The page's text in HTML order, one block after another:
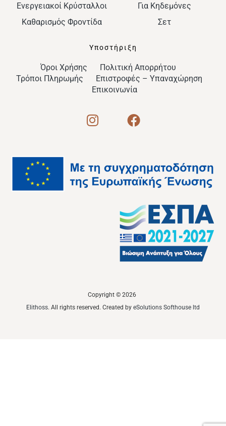
Ενεργειακοί Κρύσταλλοι
Καθαρισμός Φροντίδα
Για Κηδεμόνες
Σετ
Υποστήριξη
Όροι Χρήσης
Πολιτική Απορρήτου
Τρόποι Πληρωμής
Επιστροφές – Υπαναχώρηση
Επικοινωνία
Copyright © 2026
Elithoss. All rights reserved. Created by eSolutions Softhouse ltd